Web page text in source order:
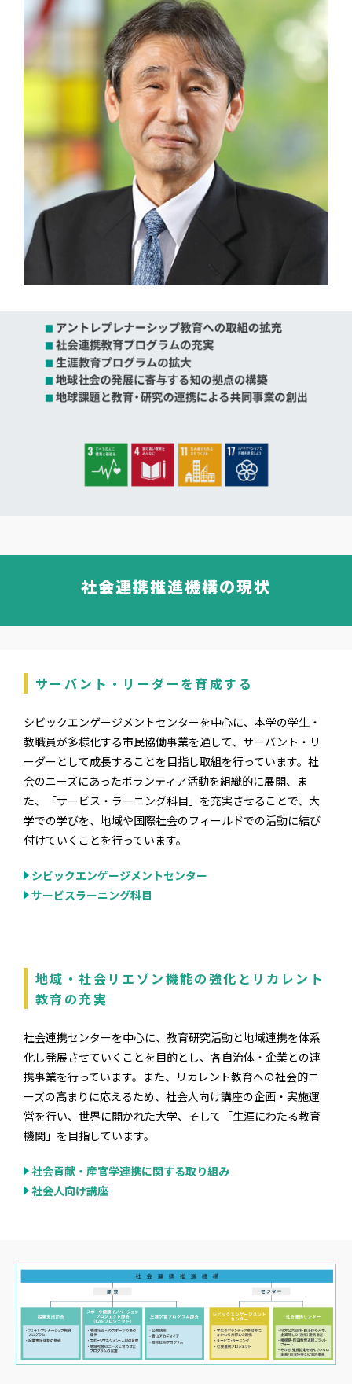
社会連携推進機構の現状
サーバント・リーダーを育成する
シビックエンゲージメントセンターを中心に、本学の学生・
教職員が多様化する市民協働事業を通して、サーバント・リ
ーダーとして成長することを目指し取組を行っています。社
会のニーズにあったボランティア活動を組織的に展開、ま
た、「サービス・ラーニング科目」を充実させることで、大
学での学びを、地域や国際社会のフィールドでの活動に結び
付けていくことを行っています。
シビックエンゲージメントセンター
サービスラーニング科目
地域・社会リエゾン機能の強化とリカレント
教育の充実
社会連携センターを中心に、教育研究活動と地域連携を体系
化し発展させていくことを目的とし、各自治体・企業との連
携事業を行っています。また、リカレント教育への社会的ニ
ーズの高まりに応えるため、社会人向け講座の企画・実施運
営を行い、世界に開かれた大学、そして「生涯にわたる教育
機関」を目指しています。
社会貢献・産官学連携に関する取り組み
社会人向け講座